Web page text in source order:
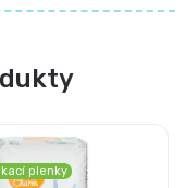
plenky